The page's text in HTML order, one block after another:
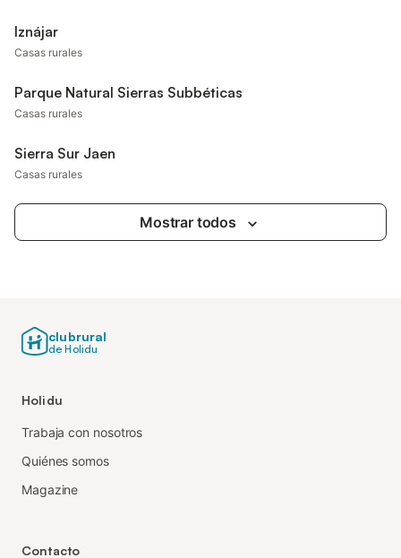
Iznájar
Casas rurales
Parque Natural Sierras Subbéticas
Casas rurales
Sierra Sur Jaen
Casas rurales
Mostrar todos
clubrural
de Holidu
Holidu
Trabaja con nosotros
Quiénes somos
Magazine
Contacto